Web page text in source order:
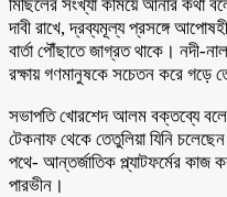
মিছিলের সংখ্যা কমিয়ে আনার কথা
দাবী রাখে, দ্রব্যমূল্য প্রসঙ্গে
বার্তা পৌঁছাতে জাগ্রত থাকে। নদী-
রক্ষায় গণমানুষকে সচেতন করে গড়ে
সভাপতি খোরশেদ আলম বক্তব্যে
টেকনাফ থেকে তেতুলিয়া যিনি চলেছেন
পথে- আন্তর্জাতিক প্ল্যাটফর্মের কাজ
পারভীন।